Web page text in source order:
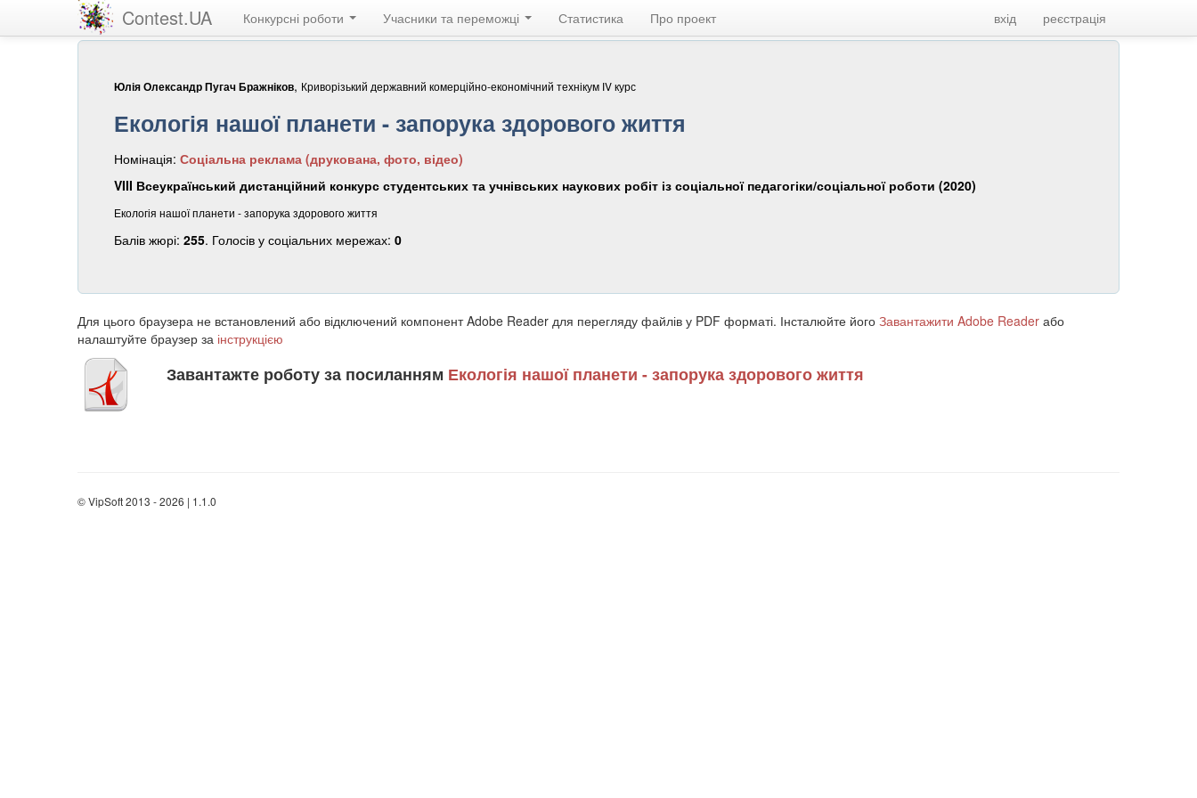
Contest.UA Конкурсні роботи Учасники та переможці Статистика Про проект вхід реєстрація
Юлія Олександр Пугач Бражніков, Криворізький державний комерційно-економічний технікум ІV курс
Екологія нашої планети - запорука здорового життя
Номінація: Соціальна реклама (друкована, фото, відео)
VIII Всеукраїнський дистанційний конкурс студентських та учнівських наукових робіт із соціальної педагогіки/соціальної роботи (2020)
Екологія нашої планети - запорука здорового життя
Балів жюрі: 255. Голосів у соціальних мережах: 0
Для цього браузера не встановлений або відключений компонент Adobe Reader для перегляду файлів у PDF форматі. Інсталюйте його Завантажити Adobe Reader або
налаштуйте браузер за інструкцією
Завантажте роботу за посиланням Екологія нашої планети - запорука здорового життя
© VipSoft 2013 - 2026 | 1.1.0